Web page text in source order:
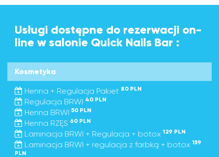
Usługi dostępne do rezerwacji on-
line w salonie Quick Nails Bar :
Kosmetyka
Henna + Regulacja Pakiet 80 PLN
Regulacja BRWI 40 PLN
Henna BRWI 50 PLN
Henna RZĘS 60 PLN
Laminacja BRWI + Regulacja + botox 129 PLN
Laminacja BRWI + regulacja z farbką + botox 159
PLN